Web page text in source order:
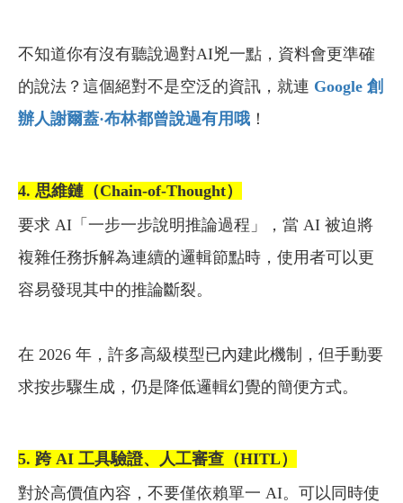
不知道你有沒有聽說過對AI兇一點，資料會更準確
的說法？這個絕對不是空泛的資訊，就連 Google 創
辦人謝爾蓋·布林都曾說過有用哦 ！
4. 思維鏈（Chain-of-Thought）
要求 AI「一步一步說明推論過程」，當 AI 被迫將
複雜任務拆解為連續的邏輯節點時，使用者可以更
容易發現其中的推論斷裂。
在 2026 年，許多高級模型已內建此機制，但手動要
求按步驟生成，仍是降低邏輯幻覺的簡便方式。
5. 跨 AI 工具驗證、人工審查（HITL）
對於高價值內容，不要僅依賴單一 AI。可以同時使